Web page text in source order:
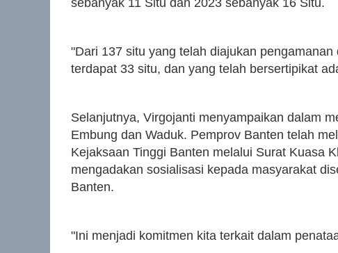
sebanyak 11 Situ dan 2023 sebanyak 16 Situ.
"Dari 137 situ yang telah diajukan
terdapat 33 situ, dan yang telah bersertipikat
Selanjutnya, Virgojanti menyampaikan dalam
Embung dan Waduk. Pemprov Banten telah
Kejaksaan Tinggi Banten melalui Surat Kuasa
mengadakan sosialisasi kepada masyarakat
Banten.
"Ini menjadi komitmen kita terkait dalam